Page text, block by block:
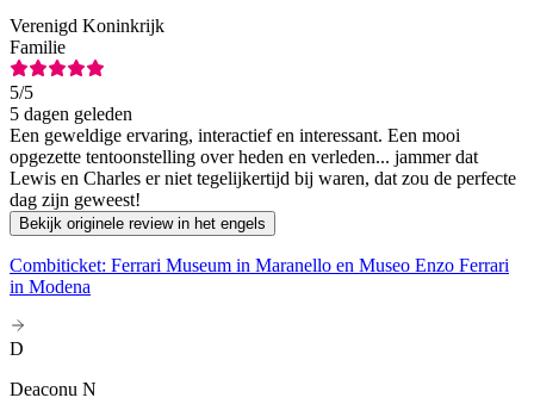
Verenigd Koninkrijk
Familie
5/5
5 dagen geleden
Een geweldige ervaring, interactief en interessant. Een mooi
opgezette tentoonstelling over heden en verleden... jammer dat
Lewis en Charles er niet tegelijkertijd bij waren, dat zou de perfecte
dag zijn geweest!
Bekijk originele review in het engels
Combiticket: Ferrari Museum in Maranello en Museo Enzo Ferrari
in Modena
D
Deaconu N